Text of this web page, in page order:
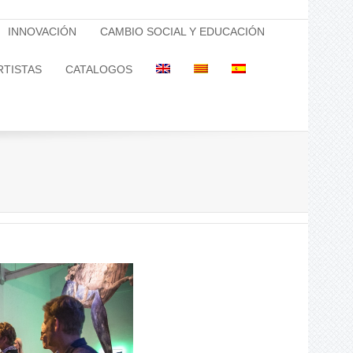
INNOVACIÓN CAMBIO SOCIAL Y EDUCACIÓN
CATALOGOS